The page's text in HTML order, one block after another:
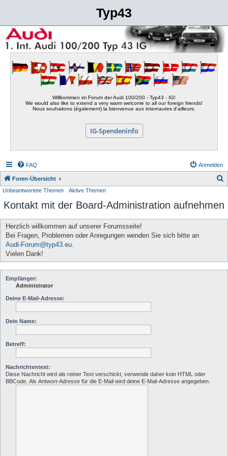
Typ43
Willkommen im Forum der Audi 100/200 - Typ43 - IG!
We would also like to extend a very warm welcome to all our foreign friends!
Nous souhaitons (également) la bienvenue aux internautes d'ailleurs.
IG-Spendeninfo
FAQ Anmelden
Foren-Übersicht
Unbeantwortete Themen Aktive Themen
Kontakt mit der Board-Administration aufnehmen
Herzlich willkommen auf unserer Forumsseite!
Bei Fragen, Problemen oder Anregungen wenden Sie sich bitte an
Audi-Forum@typ43.eu
Vielen Dank!
Empfänger:
Administrator
Deine E-Mail-Adresse:
Dein Name:
Betreff:
Nachrichtentext:
Diese Nachricht wird als reiner Text verschickt, verwende daher kein HTML oder
BBCode. Als Antwort-Adresse für die E-Mail wird deine E-Mail-Adresse angegeben.